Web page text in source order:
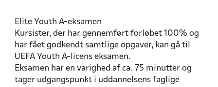
Elite Youth A-eksamen
Kursister, der har gennemført forløbet 100% og
har fået godkendt samtlige opgaver, kan gå til
UEFA Youth A-licens eksamen.
Eksamen har en varighed af ca. 75 minutter og
tager udgangspunkt i uddannelsens faglige